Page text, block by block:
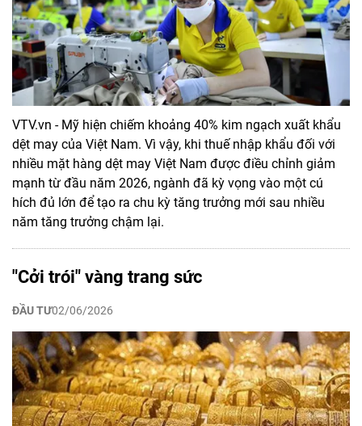
VTV.vn - Mỹ hiện chiếm khoảng 40% kim ngạch xuất khẩu
dệt may của Việt Nam. Vì vậy, khi thuế nhập khẩu đối với
nhiều mặt hàng dệt may Việt Nam được điều chỉnh giảm
mạnh từ đầu năm 2026, ngành đã kỳ vọng vào một cú
hích đủ lớn để tạo ra chu kỳ tăng trưởng mới sau nhiều
năm tăng trưởng chậm lại.
"Cởi trói" vàng trang sức
ĐẦU TƯ02/06/2026